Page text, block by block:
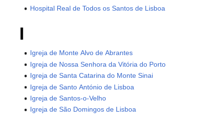
Hospital Real de Todos os Santos de Lisboa
I
Igreja de Monte Alvo de Abrantes
Igreja de Nossa Senhora da Vitória do Porto
Igreja de Santa Catarina do Monte Sinai
Igreja de Santo António de Lisboa
Igreja de Santos-o-Velho
Igreja de São Domingos de Lisboa